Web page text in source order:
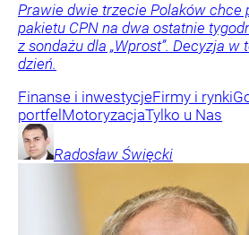
Prawie dwie trzecie Polaków chce
pakietu CPN na dwa ostatnie
z sondażu dla „Wprost”. Decyzja w
dzień.
Finanse i inwestycjeFirmy i rynki
portfel MotoryzacjaTylko u Nas
Radosław Święcki